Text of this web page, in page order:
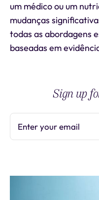
um médico ou um
mudanças
todas as abordagens
baseadas em
Sign up
Enter your email